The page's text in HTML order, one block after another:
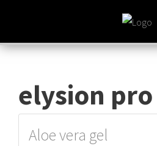
elysion pro
Aloe vera gel